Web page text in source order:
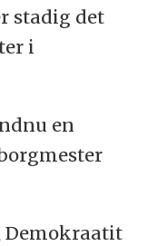
stadig det
i
en
Demokraatit